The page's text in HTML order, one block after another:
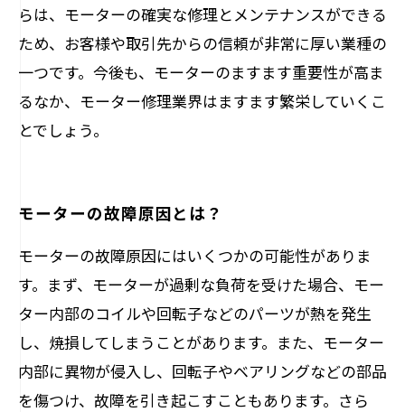
らは、モーターの確実な修理とメンテナンスができる
ため、お客様や取引先からの信頼が非常に厚い業種の
一つです。今後も、モーターのますます重要性が高ま
るなか、モーター修理業界はますます繁栄していくこ
とでしょう。
モーターの故障原因とは？
モーターの故障原因にはいくつかの可能性がありま
す。まず、モーターが過剰な負荷を受けた場合、モー
ター内部のコイルや回転子などのパーツが熱を発生
し、焼損してしまうことがあります。また、モーター
内部に異物が侵入し、回転子やベアリングなどの部品
を傷つけ、故障を引き起こすこともあります。さら